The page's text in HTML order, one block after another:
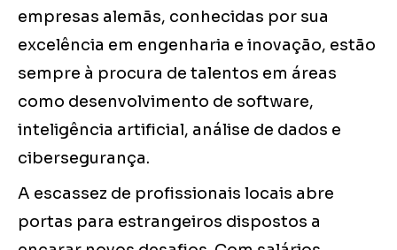
empresas alemãs, conhecidas por sua
excelência em engenharia e inovação, estão
sempre à procura de talentos em áreas
como desenvolvimento de software,
inteligência artificial, análise de dados e
cibersegurança.
A escassez de profissionais locais abre
portas para estrangeiros dispostos a